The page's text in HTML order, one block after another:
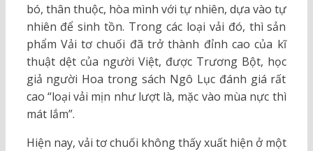
bó, thân thuộc, hòa mình với tự nhiên, dựa vào tự
nhiên để sinh tồn. Trong các loại vải đó, thì sản
phẩm Vải tơ chuối đã trở thành đỉnh cao của kĩ
thuật dệt của người Việt, được Trương Bột, học
giả người Hoa trong sách Ngô Lục đánh giá rất
cao “loại vải mịn như lượt là, mặc vào mùa nực thì
mát lắm”.
Hiện nay, vải tơ chuối không thấy xuất hiện ở một